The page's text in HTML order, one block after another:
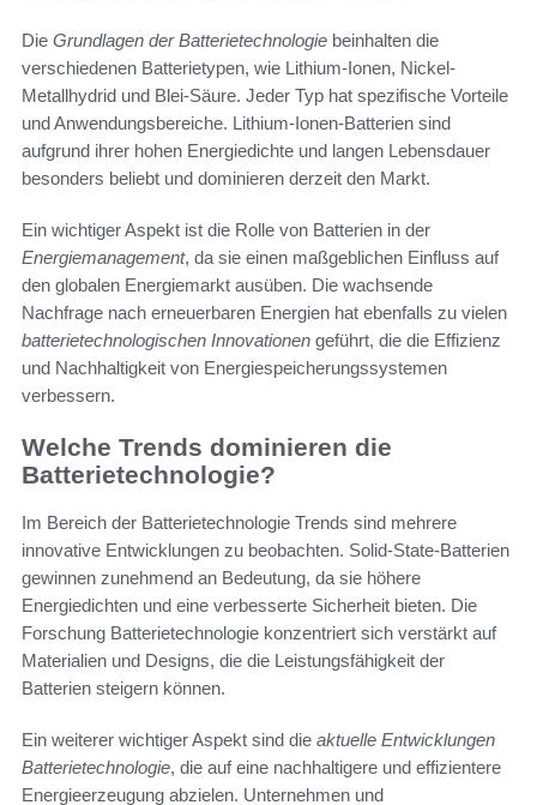
Die Grundlagen der Batterietechnologie beinhalten die
verschiedenen Batterietypen, wie Lithium-Ionen, Nickel-
Metallhydrid und Blei-Säure. Jeder Typ hat spezifische Vorteile
und Anwendungsbereiche. Lithium-Ionen-Batterien sind
aufgrund ihrer hohen Energiedichte und langen Lebensdauer
besonders beliebt und dominieren derzeit den Markt.
Ein wichtiger Aspekt ist die Rolle von Batterien in der
Energiemanagement, da sie einen maßgeblichen Einfluss auf
den globalen Energiemarkt ausüben. Die wachsende
Nachfrage nach erneuerbaren Energien hat ebenfalls zu vielen
batterietechnologischen Innovationen geführt, die die Effizienz
und Nachhaltigkeit von Energiespeicherungssystemen
verbessern.
Welche Trends dominieren die
Batterietechnologie?
Im Bereich der Batterietechnologie Trends sind mehrere
innovative Entwicklungen zu beobachten. Solid-State-Batterien
gewinnen zunehmend an Bedeutung, da sie höhere
Energiedichten und eine verbesserte Sicherheit bieten. Die
Forschung Batterietechnologie konzentriert sich verstärkt auf
Materialien und Designs, die die Leistungsfähigkeit der
Batterien steigern können.
Ein weiterer wichtiger Aspekt sind die aktuelle Entwicklungen
Batterietechnologie, die auf eine nachhaltigere und effizientere
Energieerzeugung abzielen. Unternehmen und